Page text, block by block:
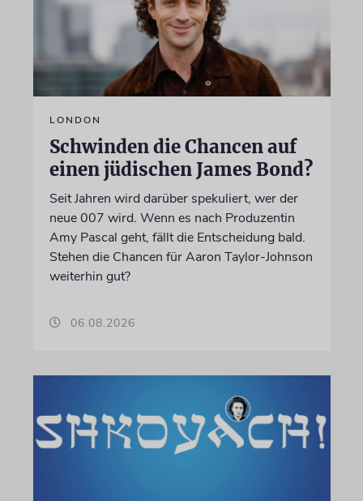
LONDON
Schwinden die Chancen auf
einen jüdischen James Bond?
Seit Jahren wird darüber spekuliert, wer der
neue 007 wird. Wenn es nach Produzentin
Amy Pascal geht, fällt die Entscheidung bald.
Stehen die Chancen für Aaron Taylor-Johnson
weiterhin gut?
06.08.2026